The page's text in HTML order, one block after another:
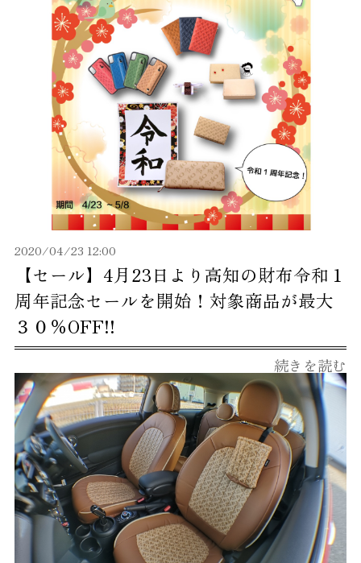
【セール】4月23日より高知の財布令和１
周年記念セールを開始！対象商品が最大
３０％OFF!!
2020/04/23 12:00
続きを読む